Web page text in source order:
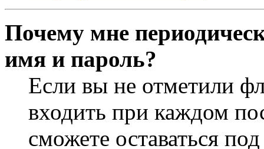
Почему мне
имя и пароль?
Если вы не отметили
входить при каждом
сможете оставаться